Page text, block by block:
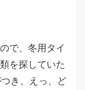
で、冬用タイ
を探していた
き、えっ、ど